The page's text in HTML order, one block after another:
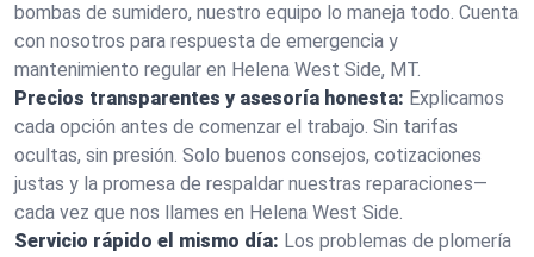
bombas de sumidero, nuestro equipo lo maneja todo. Cuenta
con nosotros para respuesta de emergencia y
mantenimiento regular en Helena West Side, MT.
Precios transparentes y asesoría honesta: Explicamos
cada opción antes de comenzar el trabajo. Sin tarifas
ocultas, sin presión. Solo buenos consejos, cotizaciones
justas y la promesa de respaldar nuestras reparaciones—
cada vez que nos llames en Helena West Side.
Servicio rápido el mismo día: Los problemas de plomería